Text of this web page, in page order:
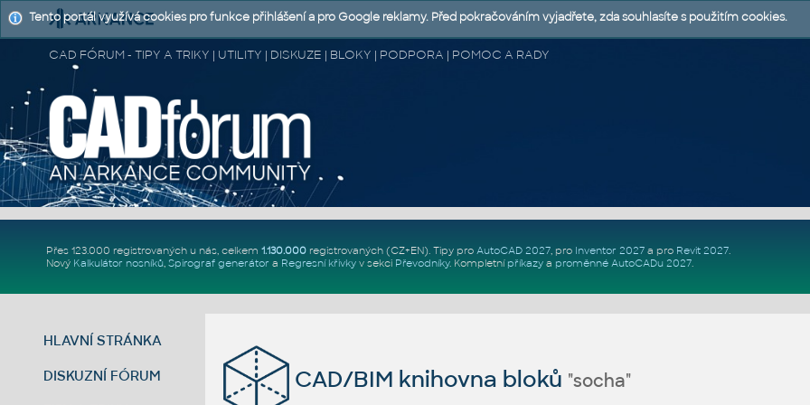
CAD FÓRUM - TIPY A TRIKY | UTILITY | DISKUZE | BLOKY | PODPORA | POMOC A RADY
Přes 123.000 registrovaných u nás, celkem 1.130.000registrovaných (CZ+EN). Tipy pro AutoCAD 2027, pro Inventor 2027a pro Revit 2027.
Nový Kalkulátor nosníků, Spirograf generátor a Regresní křivkyv sekci Převodníky. Kompletní příkazya proměnné AutoCADu 2027.
HLAVNÍ STRÁNKA
DISKUZNÍ FÓRUM CAD/BIM knihovna bloků "socha"
Tento portál využívá cookies pro funkce přihlášení a pro Google reklamy. Před pokračováním vyjadřete, zda souhlasíte s použitím cookies.